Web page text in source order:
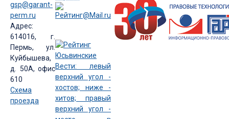
gsp@garant-
perm.ru
Адрес:
614016, г.
Пермь, ул.
Куйбышева,
д. 50А, офис
610
Схема
проезда